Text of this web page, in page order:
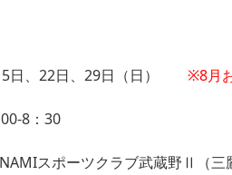
日、22日、29日（日） ※8月
8：30
スポーツクラブ武蔵野Ⅱ（三